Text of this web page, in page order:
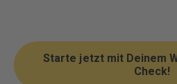
Starte jetzt mit Deinem
Check!